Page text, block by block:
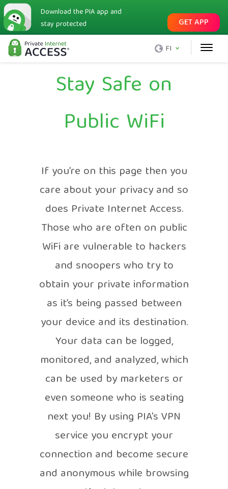
Download the PIA app and
stay protected
GET APP
FI
Stay Safe on
Public WiFi
If you’re on this page then you
care about your privacy and so
does Private Internet Access.
Those who are often on public
WiFi are vulnerable to hackers
and snoopers who try to
obtain your private information
as it’s being passed between
your device and its destination.
Your data can be logged,
monitored, and analyzed, which
can be used by marketers or
even someone who is seating
next you! By using PIA's VPN
service you encrypt your
connection and become secure
and anonymous while browsing